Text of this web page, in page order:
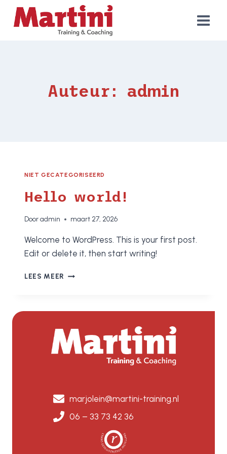
Doorgaan
naar
Auteur: admin
NIET GECATEGORISEERD
Hello world!
Dooradmin maart 27, 2026
Welcome to WordPress. This is your first post.
Edit or delete it, then start writing!
LEES MEER HELLO
marjolein@martini-training.nl
06 – 33 73 42 36